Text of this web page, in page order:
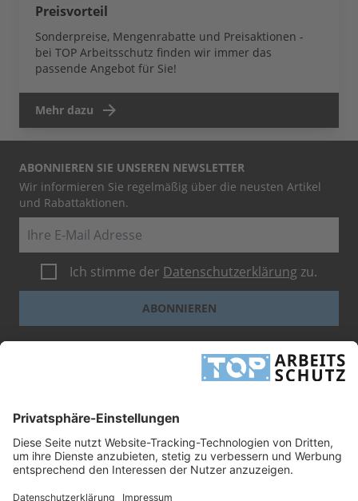
Preisvorteil
Sonderpreise, Mengenrabatte und Preisaktionen -
bei TOP Arbeitsschutz finden wir immer das
passende Angebot für Sie!
Mehr dazu
ABONNIEREN SIE UNSEREN NEWSLETTER
Wir informieren Sie regelmäßig über die neusten Artikel
und Rabattaktionen.
Ich stimme der Datenschutzerklärung zu.
ABONNIEREN
Dieses Formular ist durch reCAPTCHA geschützt - es gelten dieGoogle-
-Geschäftsbedingungen.
UNTERNEHMEN
RECHTLICHES
TOP ARBEITSSCHUTZ GMBH